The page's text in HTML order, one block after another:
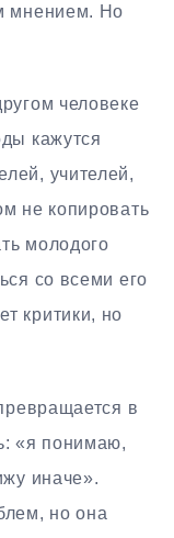
мнением. Но
человеке
кажутся
учителей,
не копировать
молодого
со всеми его
критики, но
в
«я понимаю,
иначе».
но она